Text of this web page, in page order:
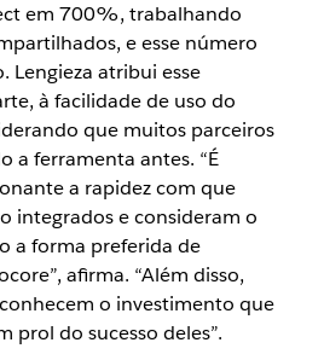
em 700%, trabalhando
e esse número
Lengieza atribui esse
à facilidade de uso do
que muitos parceiros
a ferramenta antes. “É
a rapidez com que
integrados e consideram o
a forma preferida de
afirma. “Além disso,
o investimento que
prol do sucesso deles”.